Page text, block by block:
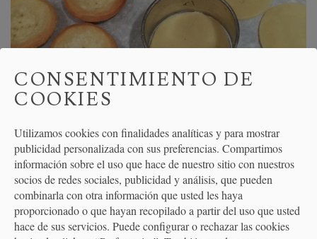
Así ya estarían listas para rellenarlas con crema de
limón, merengue y frambuesas, crema pastelera y moras,
crema de chocolate...y lo que más os guste.
Recuerda que si se hacen con tiempo, se conservan ya
horneadas al menos una semana, en una lata o bote
hermético bien cerrado.
CONSENTIMIENTO DE
COOKIES
Utilizamos cookies con finalidades analíticas y para mostrar
publicidad personalizada con sus preferencias. Compartimos
información sobre el uso que hace de nuestro sitio con nuestros
socios de redes sociales, publicidad y análisis, que pueden
combinarla con otra información que usted les haya
proporcionado o que hayan recopilado a partir del uso que usted
hace de sus servicios. Puede configurar o rechazar las cookies